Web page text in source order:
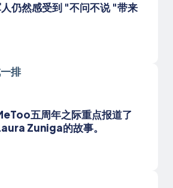
仍然感受到 "不问不说 "带来
五周年之际重点报道了
Zuniga的故事。